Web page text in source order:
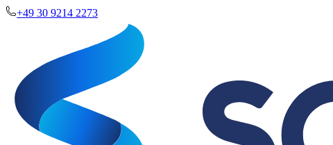
+49 30 9214 2273